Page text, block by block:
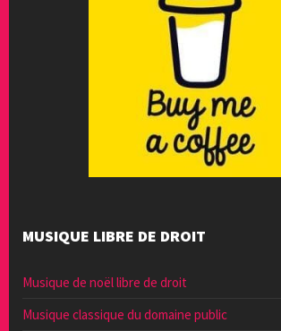
MUSIQUE LIBRE DE DROIT
Musique de noël libre de droit
Musique classique du domaine public